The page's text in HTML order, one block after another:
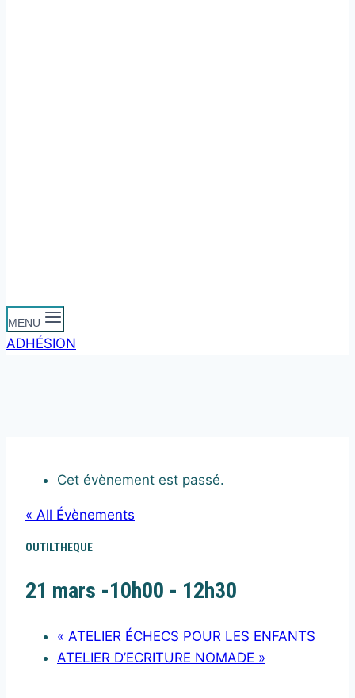
MENU
ADHÉSION
Cet évènement est passé.
« All Évènements
OUTILTHEQUE
21 mars -10h00 - 12h30
« ATELIER ÉCHECS POUR LES ENFANTS
ATELIER D’ECRITURE NOMADE »